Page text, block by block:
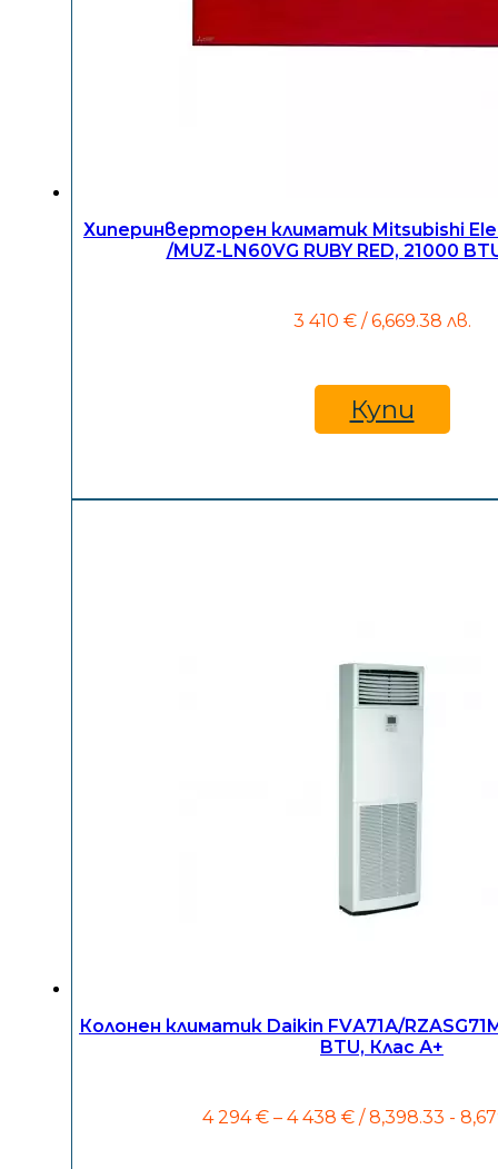
Хиперинверторен климатик Mitsubishi
/MUZ-LN60VG RUBY RED, 21000
3 410 € / 6,669.38 лв.
Купи
Колонен климатик Daikin FVА71А/
BTU, Клас А+
4 294€ – 4 438 €Price
/ 8,398.33 -